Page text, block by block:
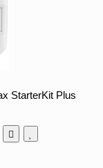
StarterKit Plus